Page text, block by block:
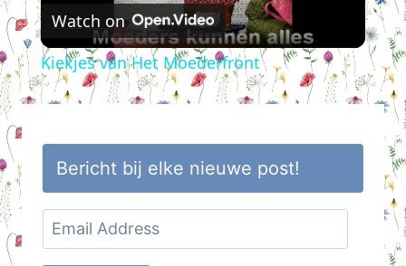
Video
Watch on
Kiekjes van Het Moederfront
Bericht bij elke nieuwe post!
Email
Address